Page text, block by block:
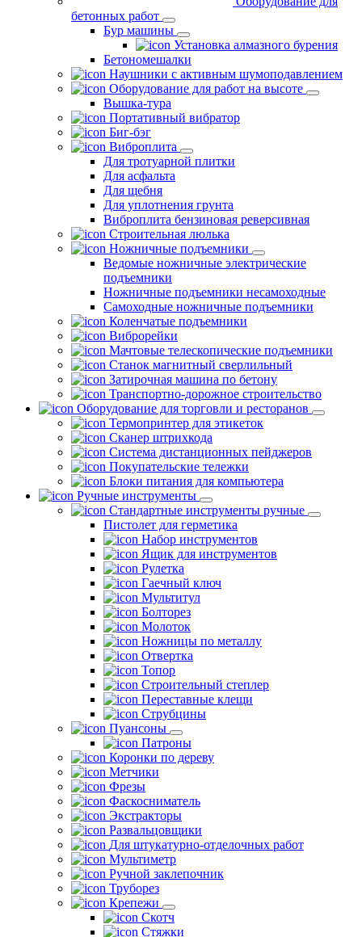
бетонных работ
Бур машины
Установка алмазного бурения
Бетономешалки
Наушники с активным шумоподавлением
Оборудование для работ на высоте
Вышка-тура
Портативный вибратор
Биг-бэг
Виброплита
Для тротуарной плитки
Для асфальта
Для щебня
Для уплотнения грунта
Виброплита бензиновая реверсивная
Строительная люлька
Ножничные подъемники
Ведомые ножничные электрические
подъемники
Ножничные подъемники несамоходные
Самоходные ножничные подъемники
Коленчатые подъемники
Виброрейки
Мачтовые телескопические подъемники
Станок магнитный сверлильный
Затирочная машина по бетону
Транспортно-дорожное строительство
Оборудование для торговли и ресторанов
Термопринтер для этикеток
Сканер штрихкода
Система дистанционных пейджеров
Покупательские тележки
Блоки питания для компьютера
Ручные инструменты
Стандартные инструменты ручные
Пистолет для герметика
Набор инструментов
Ящик для инструментов
Рулетка
Гаечный ключ
Мультитул
Болторез
Молоток
Ножницы по металлу
Отвертка
Топор
Строительный степлер
Переставные клещи
Струбцины
Пуансоны
Патроны
Коронки по дереву
Метчики
Фрезы
Фаскосниматель
Экстракторы
Развальцовщики
Для штукатурно-отделочных работ
Мультиметр
Ручной заклепочник
Труборез
Крепежи
Скотч
Стяжки